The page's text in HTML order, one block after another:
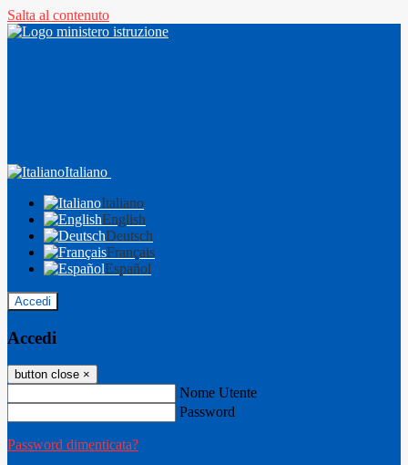
Salta al contenuto
Italiano
Italiano
English
Deutsch
Français
Español
Accedi
Accedi
button close ×
Nome Utente
Password
Password dimenticata?